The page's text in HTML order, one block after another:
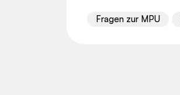
Fragen zur MPU